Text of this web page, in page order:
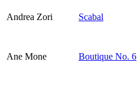
Andrea Zori Scabal
Ane Mone Boutique No. 6